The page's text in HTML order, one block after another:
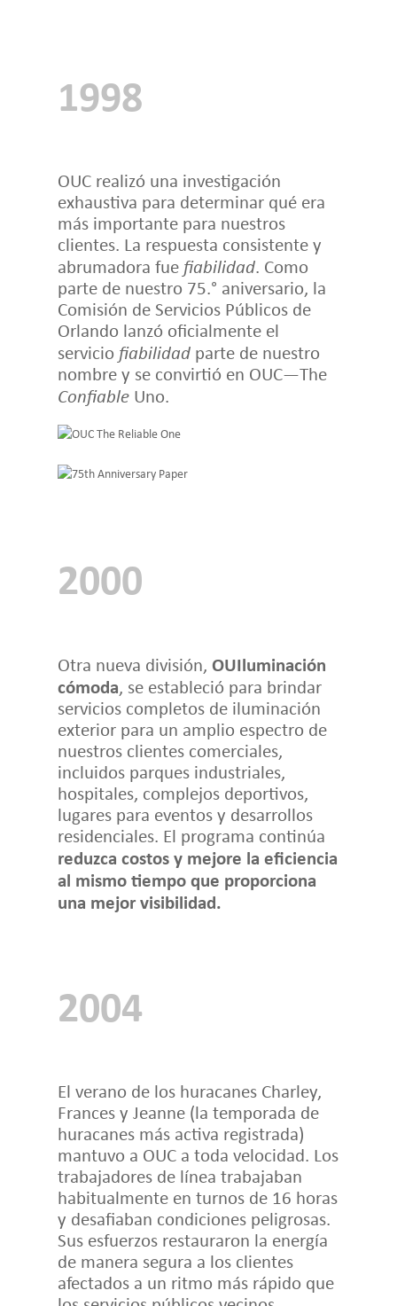
1998
OUC realizó una investigación
exhaustiva para determinar qué era
más importante para nuestros
clientes. La respuesta consistente y
abrumadora fue fiabilidad. Como
parte de nuestro 75.° aniversario, la
Comisión de Servicios Públicos de
Orlando lanzó oficialmente el
servicio fiabilidadparte de nuestro
nombre y se convirtió en OUC—The
ConfiableUno.
2000
Otra nueva división, OUIluminación
cómoda, se estableció para brindar
servicios completos de iluminación
exterior para un amplio espectro de
nuestros clientes comerciales,
incluidos parques industriales,
hospitales, complejos deportivos,
lugares para eventos y desarrollos
residenciales. El programa continúa
reduzca costos y mejore la eficiencia
al mismo tiempo que proporciona
una mejor visibilidad.
2004
El verano de los huracanes Charley,
Frances y Jeanne (la temporada de
huracanes más activa registrada)
mantuvo a OUC a toda velocidad. Los
trabajadores de línea trabajaban
habitualmente en turnos de 16 horas
y desafiaban condiciones peligrosas.
Sus esfuerzos restauraron la energía
de manera segura a los clientes
afectados a un ritmo más rápido que